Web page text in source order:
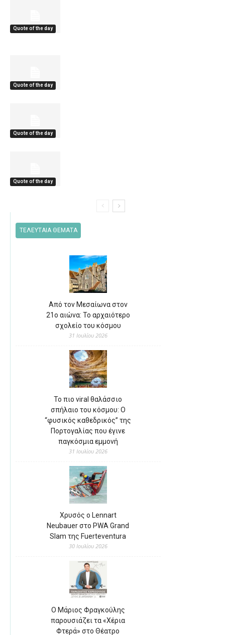
Quote of the day
Quote of the day
Quote of the day
Quote of the day
ΤΕΛΕΥΤΑΙΑ ΘΕΜΑΤΑ
Από τον Μεσαίωνα στον
21ο αιώνα: Το αρχαιότερο
σχολείο του κόσμου
31 Ιουλίου 2026
Το πιο viral θαλάσσιο
σπήλαιο του κόσμου: Ο
“φυσικός καθεδρικός” της
Πορτογαλίας που έγινε
παγκόσμια εμμονή
31 Ιουλίου 2026
Χρυσός ο Lennart
Neubauer στο PWA Grand
Slam της Fuerteventura
30 Ιουλίου 2026
Ο Μάριος Φραγκούλης
παρουσιάζει τα «Χέρια
Φτερά» στο Θέατρο